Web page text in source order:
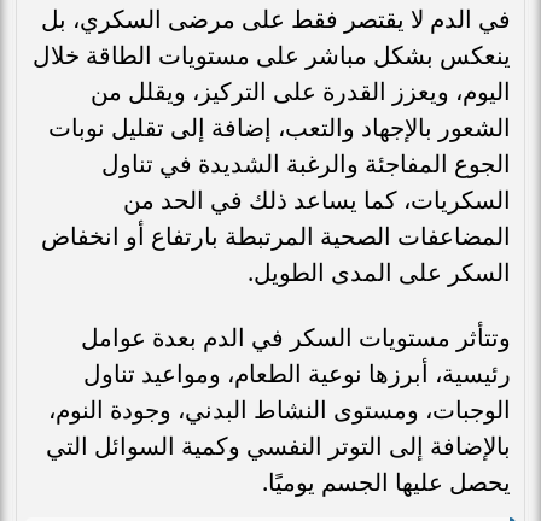
في الدم لا يقتصر فقط على مرضى السكري، بل
ينعكس بشكل مباشر على مستويات الطاقة خلال
اليوم، ويعزز القدرة على التركيز، ويقلل من
الشعور بالإجهاد والتعب، إضافة إلى تقليل نوبات
الجوع المفاجئة والرغبة الشديدة في تناول
السكريات، كما يساعد ذلك في الحد من
المضاعفات الصحية المرتبطة بارتفاع أو انخفاض
السكر على المدى الطويل.
وتتأثر مستويات السكر في الدم بعدة عوامل
رئيسية، أبرزها نوعية الطعام، ومواعيد تناول
الوجبات، ومستوى النشاط البدني، وجودة النوم،
بالإضافة إلى التوتر النفسي وكمية السوائل التي
يحصل عليها الجسم يوميًا.